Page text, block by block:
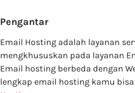
Pengantar
Email Hosting adalah layanan
mengkhususkan pada layanan
Email hosting berbeda dengan
lengkap email hosting kamu bisa